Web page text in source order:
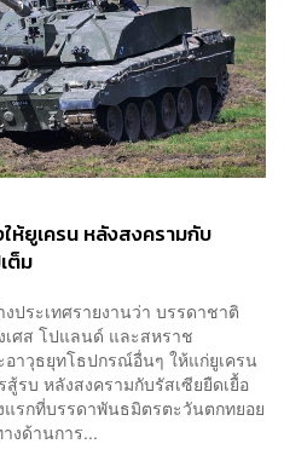
ห้ยูเครน หลังสงครามกับ
ต็ม
ประเทศรายงานว่า บรรดาชาติ
เศส โปแลนด์ และสหราช
าวุธยุทโธปกรณ์อื่นๆ ให้แก่ยูเครน
รบ หลังสงครามกับรัสเซียยืดเยื้อ
รกที่บรรดาพันธมิตรตะวันตกทยอย
งด้านการ...